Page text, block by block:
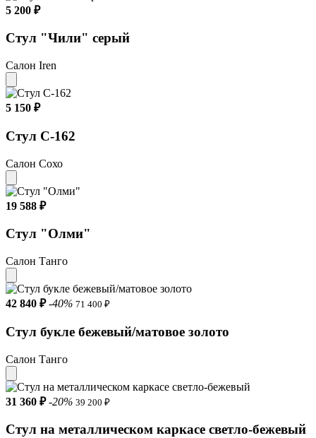
5 200 ₽
Стул "Чили" серый
Салон Iren
5 150 ₽
Стул С-162
Салон Сохо
19 588 ₽
Стул "Олми"
Салон Танго
42 840 ₽ -40% 71 400 ₽
Стул букле бежевый/матовое золото
Салон Танго
31 360 ₽ -20% 39 200 ₽
Стул на металлическом каркасе светло-бежевый